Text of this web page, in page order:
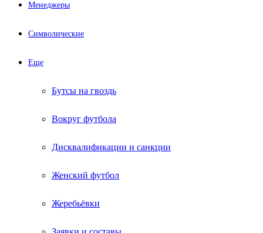
Менеджеры
Символические
Еще
Бутсы на гвоздь
Вокруг футбола
Дисквалификации и санкции
Женский футбол
Жеребьёвки